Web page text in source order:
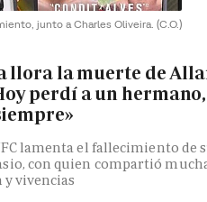
junto a Charles Oliveira. (C.O.)
llora la muerte de
perdí a un hermano,
lamenta el fallecimiento de
con quien compartió
vivencias